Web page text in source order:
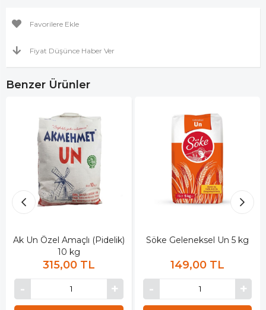
Favorilere Ekle
Fiyat Düşünce Haber Ver
Benzer Ürünler
Ak Un Özel Amaçlı (Pidelik)
10 kg
315,00 TL
Söke Geleneksel Un 5 kg
149,00 TL